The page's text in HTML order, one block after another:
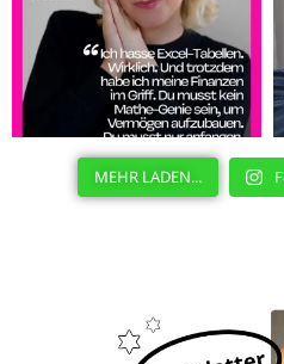
MEHR LADEN...